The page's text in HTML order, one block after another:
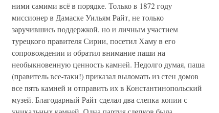
ними самими всё в порядке. Только в 1872 году
миссионер в Дамаске Уильям Райт, не только
заручившись поддержкой, но и личным участием
турецкого правителя Сирии, посетил Хаму в его
сопровождении и обратил внимание паши на
необыкновенную ценность камней. Недолго думая, паша
(правитель все-таки!) приказал выломать из стен домов
все пять камней и отправить их в Константинопольский
музей. Благодарный Райт сделал два слепка-копии с